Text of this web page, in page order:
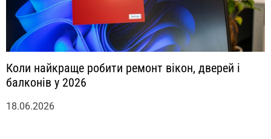
Коли найкраще робити ремонт вікон, дверей і
балконів у 2026
18.06.2026